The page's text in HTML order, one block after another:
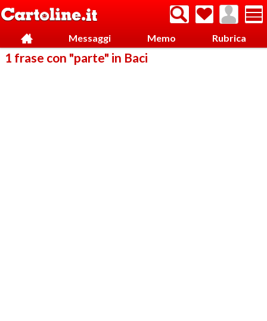
Messaggi Memo Rubrica
1 frase con "parte" in Baci